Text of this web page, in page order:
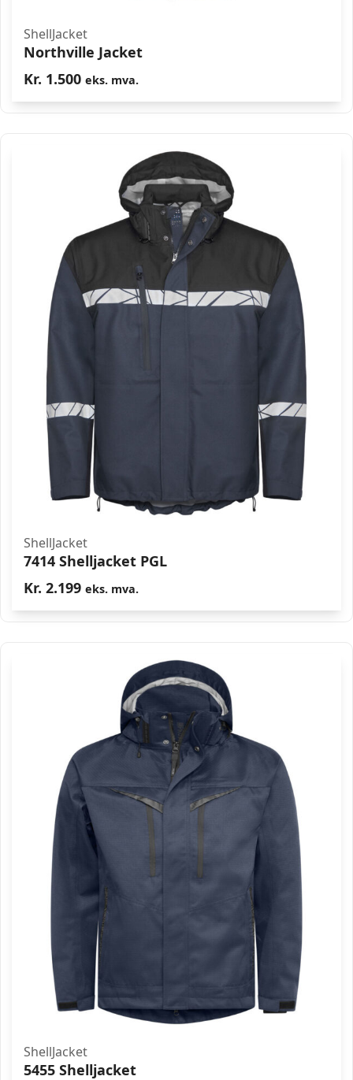
ShellJacket
Northville Jacket
Kr. 1.500 eks. mva.
ShellJacket
7414 Shelljacket PGL
Kr. 2.199 eks. mva.
ShellJacket
5455 Shelljacket